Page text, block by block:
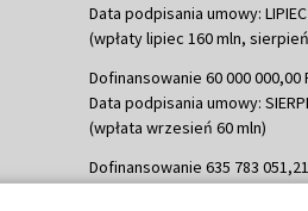
Data podpisania umowy:
(wpłaty lipiec 160 mln,
Dofinansowanie 60 000 000,00
Data podpisania umowy:
(wpłata wrzesień 60 mln)
Dofinansowanie 635 783